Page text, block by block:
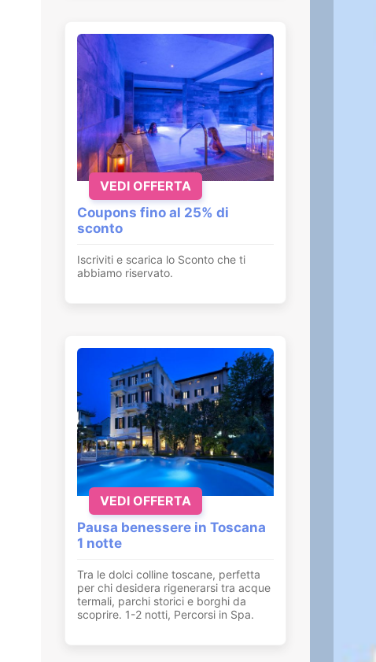
Coupons fino al 25% di
sconto
Iscriviti e scarica lo Sconto che ti
abbiamo riservato.
VEDI OFFERTA
Pausa benessere in Toscana
1 notte
Tra le dolci colline toscane, perfetta
per chi desidera rigenerarsi tra acque
termali, parchi storici e borghi da
scoprire. 1-2 notti, Percorsi in Spa.
VEDI OFFERTA